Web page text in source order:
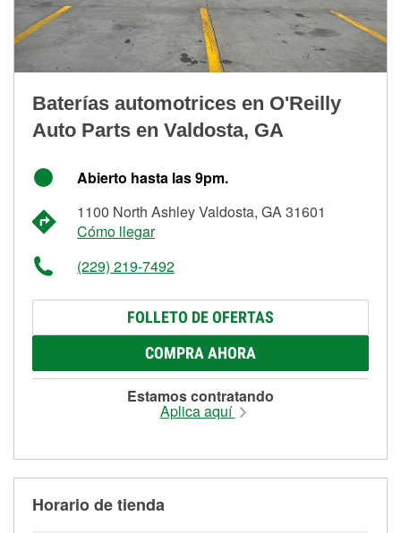
Baterías automotrices en O'Reilly
Auto Parts en Valdosta, GA
Abierto hasta las 9pm.
1100 North Ashley Valdosta, GA 31601
Cómo llegar
(229) 219-7492
FOLLETO DE OFERTAS
COMPRA AHORA
Estamos contratando
Aplica aquí
Horario de tienda